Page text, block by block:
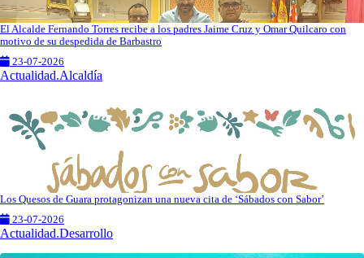
El Alcalde Fernando Torres recibe a los padres Jaime Cruz y Omar Quilcaro con
motivo de su despedida de Barbastro
23-07-2026
Actualidad.Alcaldía
Los Quesos de Guara protagonizan una nueva cita de ‘Sábados con Sabor’
23-07-2026
Actualidad.Desarrollo